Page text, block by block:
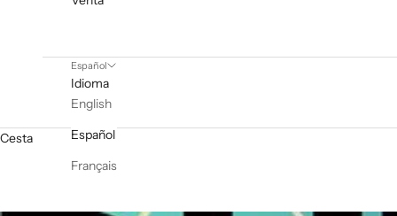
Español
Idioma
English
Español
Français
Cesta